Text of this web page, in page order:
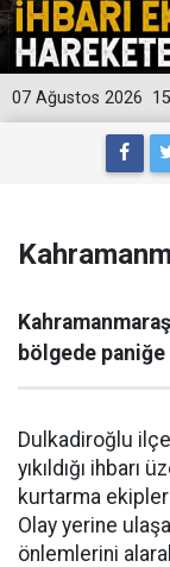
07 Ağustos 2026
bölgede
Dulkadiroğlu
yıkıldığı ihbarı
kurtarma
Olay yerine
önlemlerini